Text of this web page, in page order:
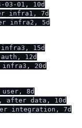
03-01, 10d
infra1, 7d
infra2, 5d
infra3, 15d
auth, 12d
infra3, 20d
user, 8d
after data, 10d
integration, 7d